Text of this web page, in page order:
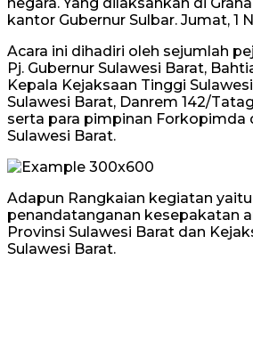
kantor Gubernur Sulbar. Jumat, 1
Acara ini dihadiri oleh sejumlah
Pj. Gubernur Sulawesi Barat,
Kepala Kejaksaan Tinggi
Sulawesi Barat, Danrem 142/
serta para pimpinan Forkopimda
Sulawesi Barat.
Adapun Rangkaian kegiatan
penandatanganan kesepakatan
Provinsi Sulawesi Barat dan
Sulawesi Barat.